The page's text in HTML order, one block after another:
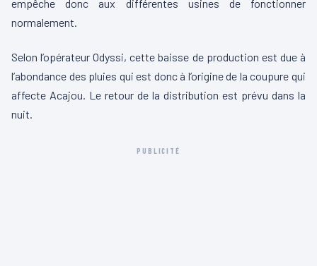
empêche donc aux différentes usines de fonctionner
normalement.
Selon l’opérateur Odyssi, cette baisse de production est due à
l’abondance des pluies qui est donc à l’origine de la coupure qui
affecte Acajou. Le retour de la distribution est prévu dans la
nuit.
PUBLICITÉ